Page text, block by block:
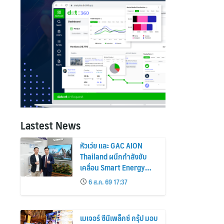
Lastest News
หัวเว่ย และ GAC AION
Thailand ผนึกกำลังขับ
เคลื่อน Smart Energy
Ecosystem เชื่อม GAC
GN8 PHEV รถยนต์ MPV
ระดับพรีเมียม เข้ากับ
พลังงานแสงอาทิตย์ภายใน
6 ส.ค. 69 17:37
เมเจอร์ ซีนีเพล็กซ์ กรุ้ป มอบ